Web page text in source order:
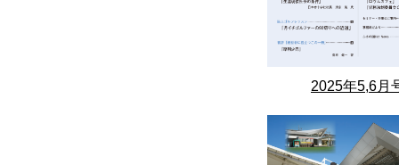
2025年5,6月